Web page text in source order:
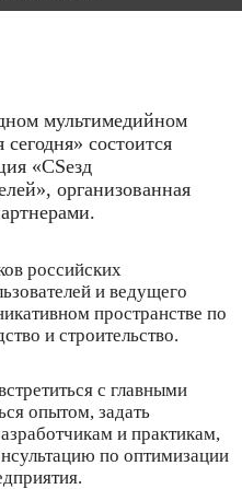
мультимедийном
состоится
«CSeзд
организованная
российских
и ведущего
пространстве по
и строительство.
с главными
опытом, задать
и практикам,
по оптимизации